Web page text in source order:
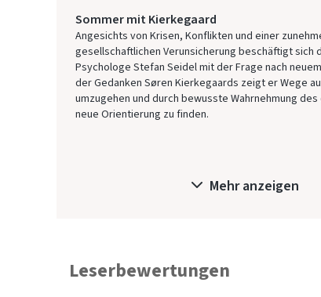
Sommer mit Kierkegaard
Angesichts von Krisen, Konflikten und einer
gesellschaftlichen Verunsicherung beschäftigt sich
Psychologe Stefan Seidel mit der Frage nach
der Gedanken Søren Kierkegaards zeigt er Wege
umzugehen und durch bewusste Wahrnehmung
neue Orientierung zu finden.
Mehr anzeigen
Leserbewertungen